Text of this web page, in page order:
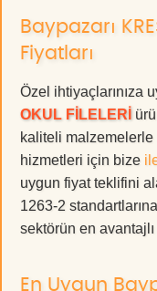
Baypazarı
Fiyatları
Özel ihtiyaçlarınıza
OKUL FİLELERİ
kaliteli
hizmetleri için bize
uygun fiyat teklifini
1263-2
sektörün en
En Uygun